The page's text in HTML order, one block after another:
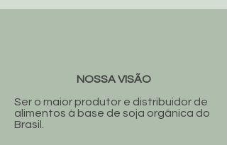
NOSSA VISÃO
Ser o maior produtor e distribuidor de
alimentos à base de soja orgânica do
Brasil.